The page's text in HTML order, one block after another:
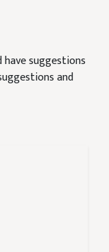
suggestions
and